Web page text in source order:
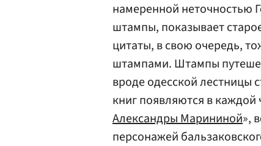
намеренной неточностью
штампы, показывает
цитаты, в свою очередь,
штампами. Штампы
вроде одесской лестницы
книг появляются в каждой
Александры Марининой»,
персонажей